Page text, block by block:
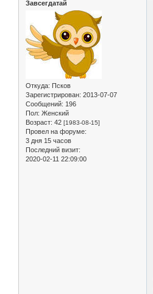
Завсегдатай
Откуда: Псков
Зарегистрирован: 2013-07-07
Сообщений: 196
Пол: Женский
Возраст: 42 [1983-08-15]
Провел на форуме:
3 дня 15 часов
Последний визит:
2020-02-11 22:09:00